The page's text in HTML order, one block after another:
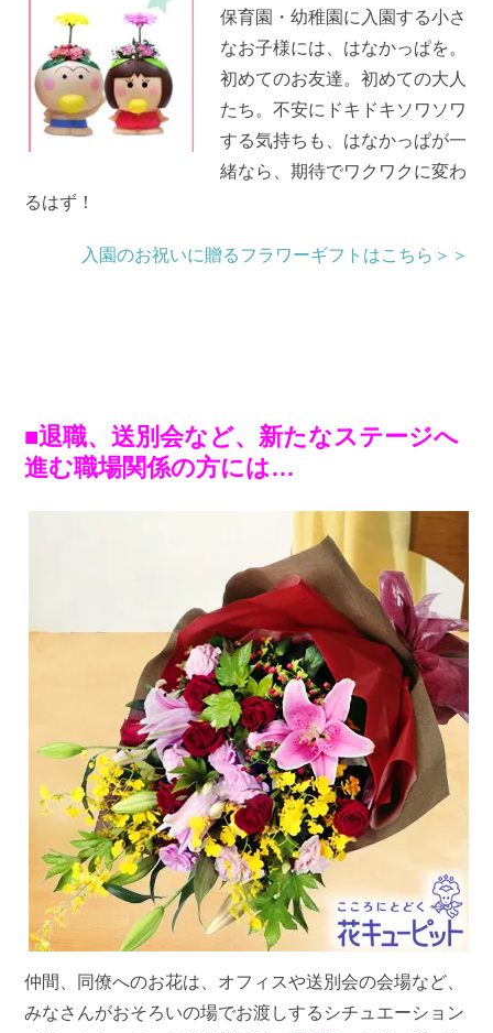
保育園・幼稚園に入園する小さ
なお子様には、はなかっぱを。
初めてのお友達。初めての大人
たち。不安にドキドキソワソワ
する気持ちも、はなかっぱが一
緒なら、期待でワクワクに変わ
るはず！
入園のお祝いに贈るフラワーギフトはこちら＞＞
■退職、送別会など、新たなステージへ
進む職場関係の方には…
仲間、同僚へのお花は、オフィスや送別会の会場など、
みなさんがおそろいの場でお渡しするシチュエーション